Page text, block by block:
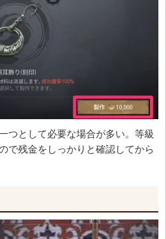
つとして必要な場合が多い。等級
で残金をしっかりと確認してから